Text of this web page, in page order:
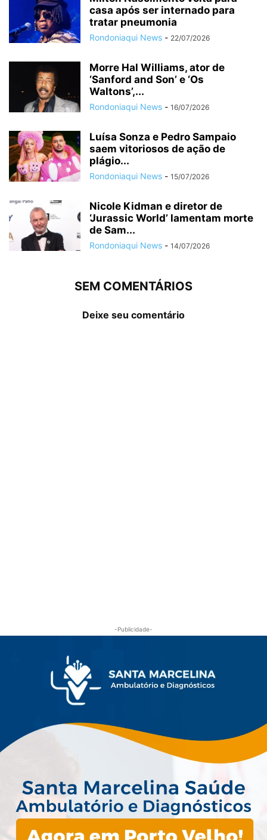
casa após ser internado para
tratar pneumonia
Rondoniaqui News - 22/07/2026
Morre Hal Williams, ator de
‘Sanford and Son’ e ‘Os
Waltons’,...
Rondoniaqui News - 16/07/2026
Luísa Sonza e Pedro Sampaio
saem vitoriosos de ação de
plágio...
Rondoniaqui News - 15/07/2026
Nicole Kidman e diretor de
‘Jurassic World’ lamentam morte
de Sam...
Rondoniaqui News - 14/07/2026
SEM COMENTÁRIOS
Deixe seu comentário
-Publicidade-